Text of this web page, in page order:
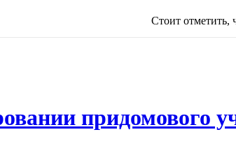
Стоит отметить,
придомового